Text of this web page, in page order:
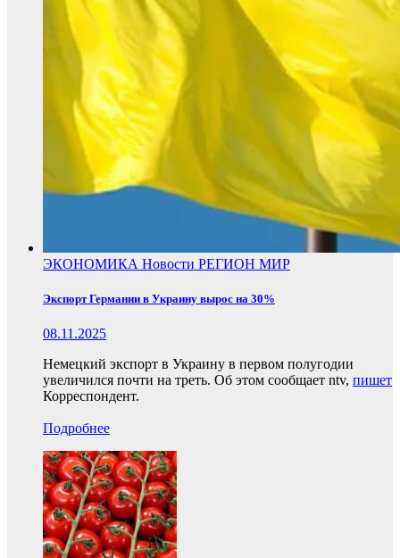
ЭКОНОМИКА Новости РЕГИОН МИР
Экспорт Германии в Украину вырос на 30%
08.11.2025
Немецкий экспорт в Украину в первом полугодии
увеличился почти на треть. Об этом сообщает ntv, пишет
Корреспондент.
Подробнее